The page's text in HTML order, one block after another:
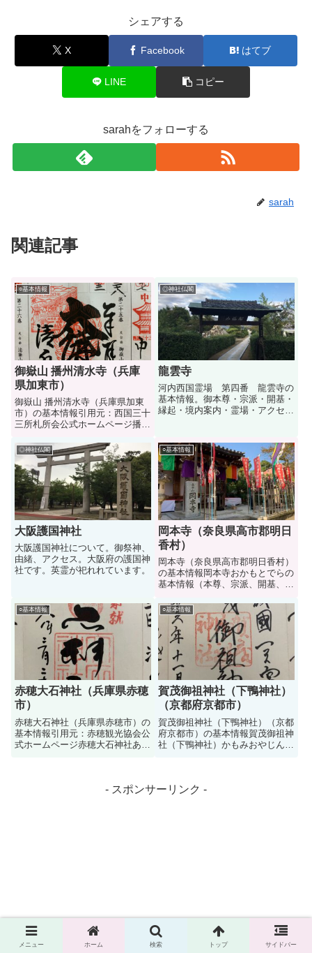
シェアする
X Facebook はてブ
LINE コピー
sarahをフォローする
sarah
関連記事
○基本情報
御嶽山 播州清水寺（兵庫
県加東市）
御嶽山 播州清水寺（兵庫県加東
市）の基本情報引用元：西国三十
三所札所会公式ホームページ播州
基本情報（本尊、宗派、開基、霊
場、縁起、境内、御朱印、アクセ
ス）です。播州清水寺の本尊千手
観世音菩薩せんじゅかんぜお...
◎神社仏閣
龍雲寺
河内西国霊場 第四番 龍雲寺の
基本情報。御本尊・宗派・開基・
縁起・境内案内・霊場・アクセ
◎神社仏閣
大阪護国神社
大阪護国神社について。御祭神、
由緒、アクセス。大阪府の護国神
社です。英霊が祀れれています。
○基本情報
岡本寺（奈良県高市郡明日
香村）
岡本寺（奈良県高市郡明日香村）
の基本情報岡本寺おかもとでらの
基本情報（本尊、宗派、開基、霊
ス）です。岡本寺の本尊如意輪観
世音菩薩にょいりんかんぜおんぼ
さつ岡本寺の宗派真言宗（豊山ぶ
ざん派）岡本寺の開基岡本寺の
御...
○基本情報
赤穂大石神社（兵庫県赤穂
市）
赤穂大石神社（兵庫県赤穂市）の
基本情報引用元：赤穂観光協会公
式ホームページ赤穂大石神社あこ
赤穂四十七義士と萱野三平を主祭
○基本情報
賀茂御祖神社（下鴨神社）
（京都府京都市）
賀茂御祖神社（下鴨神社）（京都
府京都市）の基本情報賀茂御祖神
社（下鴨神社）かもみおやじんじ
す。京都の加茂川と高野川の合流
- スポンサーリンク -
メニュー ホーム 検索 トップ サイドバー